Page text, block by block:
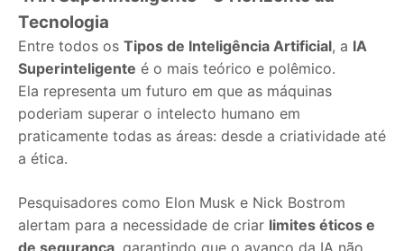
Tecnologia
Entre todos os Tipos de Inteligência Artificial, a IA
Superinteligente é o mais teórico e polêmico.
Ela representa um futuro em que as máquinas
poderiam superar o intelecto humano em
praticamente todas as áreas: desde a criatividade até
a ética.
Pesquisadores como Elon Musk e Nick Bostrom
alertam para a necessidade de criar limites éticos e
de segurança, garantindo que o avanço da IA não